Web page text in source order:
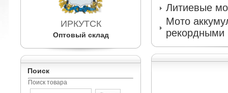
ИРКУТСК
Оптовый склад
Поиск
Поиск товара
Литиевые
Мото
рекордными